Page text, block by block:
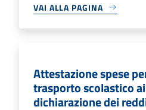
VAI ALLA PAGINA
Attestazione spese
trasporto scolastico
dichiarazione dei